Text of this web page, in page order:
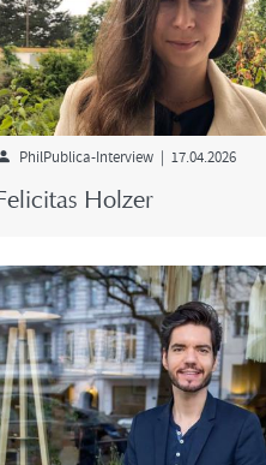
PhilPublica-​Interview | 17.04.2026
Hol­zer